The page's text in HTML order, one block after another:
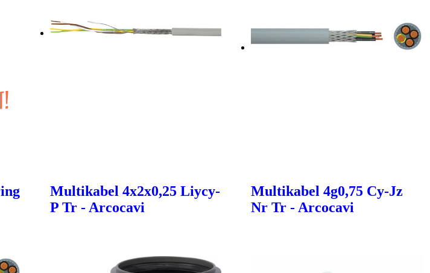
Multikabel 4x2x0,25 Liycy-
P Tr - Arcocavi
Multikabel 4g0,75 Cy-Jz
Nr Tr - Arcocavi